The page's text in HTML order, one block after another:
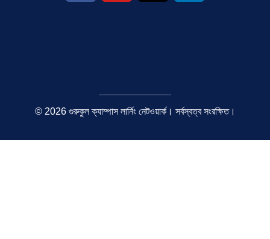
© 2026 গুরুকুল ক্যাম্পাস লার্নিং নেটওয়ার্ক। সর্বস্বত্ব সংরক্ষিত।